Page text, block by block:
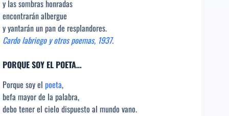
y las sombras honradas
encontrarán albergue
y yantarán un pan de resplandores.
Cardo labriego y otros poemas, 1937.
PORQUE SOY EL POETA…
Porque soy el poeta,
befa mayor de la palabra,
debo tener el cielo dispuesto al mundo vano.